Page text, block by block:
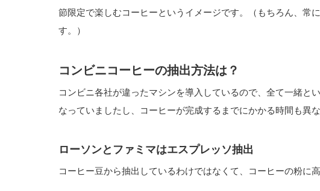
節限定で楽しむコーヒーというイメージです。（もちろん、常
す。）
コンビニコーヒーの抽出方法は？
コンビニ各社が違ったマシンを導入しているので、全て一緒と
なっていましたし、コーヒーが完成するまでにかかる時間も異
ローソンとファミマはエスプレッソ抽出
コーヒー豆から抽出しているわけではなくて、コーヒーの粉に